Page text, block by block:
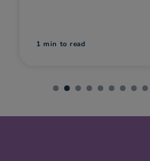
1 min to read